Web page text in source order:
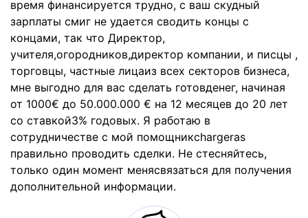
время финансируется трудно, с ваш скудный
зарплаты смиг не удается сводить концы с
концами, так что Директор,
учителя,огородников,директор компании, и писцы ,
торговцы, частные лицаиз всех секторов бизнеса,
мне выгодно для вас сделать готовденег, начиная
от 1000€ до 50.000.000 € на 12 месяцев до 20 лет
со ставкой3% годовых. Я работаю в
сотрудничестве с мой помощникchargeras
правильно проводить сделки. Не стесняйтесь,
только один момент менясвязаться для получения
дополнительной информации.